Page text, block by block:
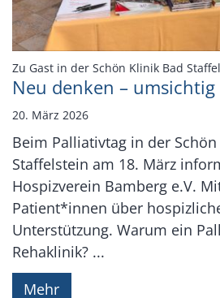
Zu Gast in der Schön Klinik Bad
Neu denken –
20. März 2026
Beim Palliativtag in der
Staffelstein am 18. März
Hospizverein Bamberg e.V.
Patient*innen über
Unterstützung. Warum ein
Rehaklinik? ...
Mehr